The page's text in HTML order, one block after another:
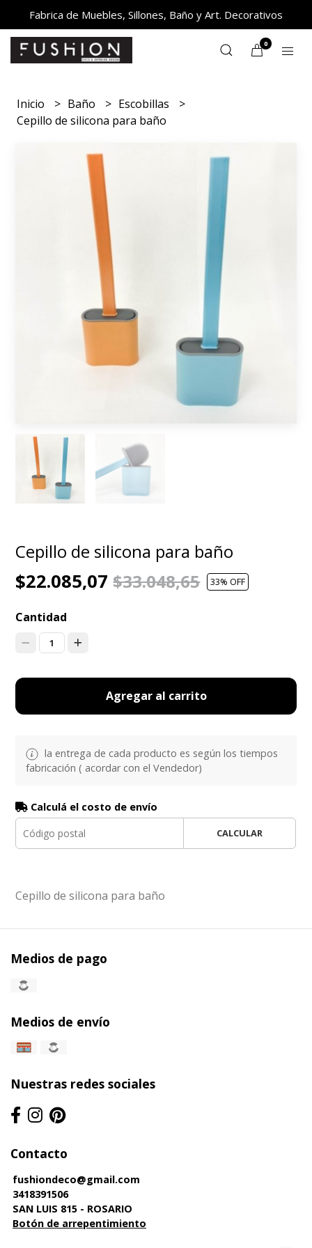
Fabrica de Muebles, Sillones, Baño y Art. Decorativos
0
Inicio Baño
Escobillas
Cepillo de silicona para baño
Cepillo de silicona para baño
$22.085,07$33.048,65 33% OFF
Cantidad
1
Agregar al carrito
la entrega de cada producto es según los tiempos
fabricación ( acordar con el Vendedor)
Calculá el costo de envío
CALCULAR
Cepillo de silicona para baño
Medios de pago
Medios de envío
Nuestras redes sociales
Contacto
fushiondeco@gmail.com
3418391506
SAN LUIS 815 - ROSARIO
Botón de arrepentimiento